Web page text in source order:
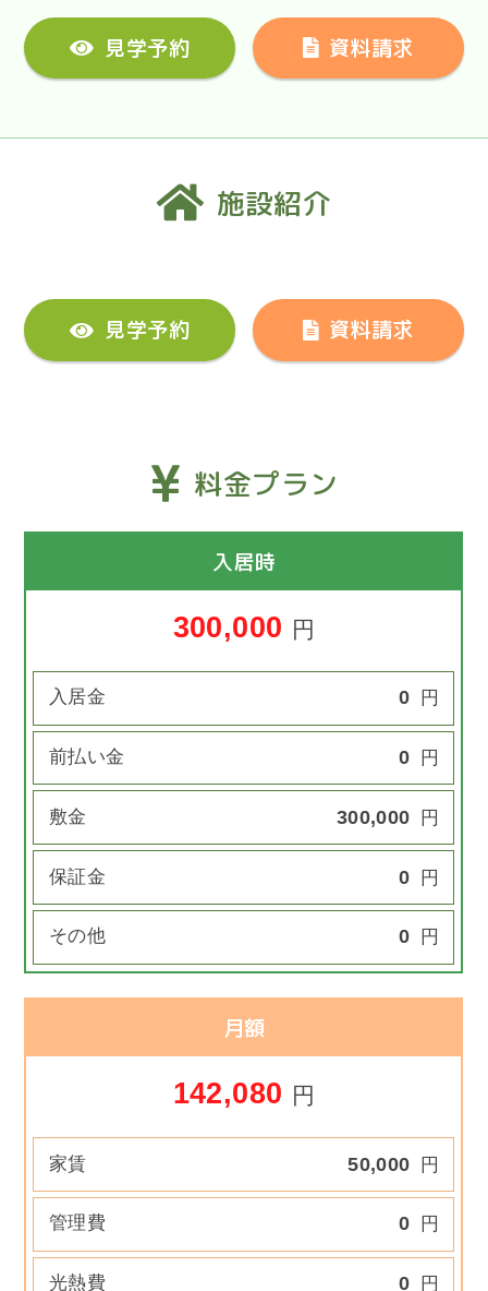
見学予約 資料請求
施設紹介
見学予約 資料請求
料金プラン
入居時
300,000 円
入居金 0 円
前払い金 0 円
敷金 300,000 円
保証金 0 円
その他 0 円
月額
142,080 円
家賃 50,000 円
管理費 0 円
光熱費 0 円